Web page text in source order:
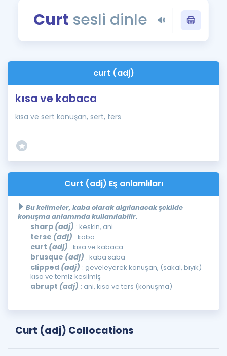
Blog
İngilizce Gramer
Curt sesli dinle
curt (adj)
kısa ve kabaca
kısa ve sert konuşan, sert, ters
Curt (adj) Eş anlamlıları
Bu kelimeler, kaba olarak algılanacak şekilde
konuşma anlamında kullanılabilir.
sharp (adj) : keskin, ani
terse (adj) : kaba
curt (adj) : kısa ve kabaca
brusque (adj) : kaba saba
clipped (adj) : geveleyerek konuşan, (sakal, bıyık)
kısa ve temiz kesilmiş
abrupt (adj) : ani, kısa ve ters (konuşma)
Curt (adj) Collocations